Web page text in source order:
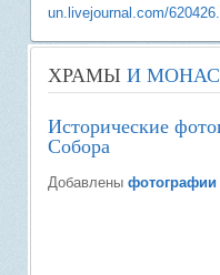
un.livejournal.com/
ХРАМЫ И
Исторические
Собора
Добавлены фотографии